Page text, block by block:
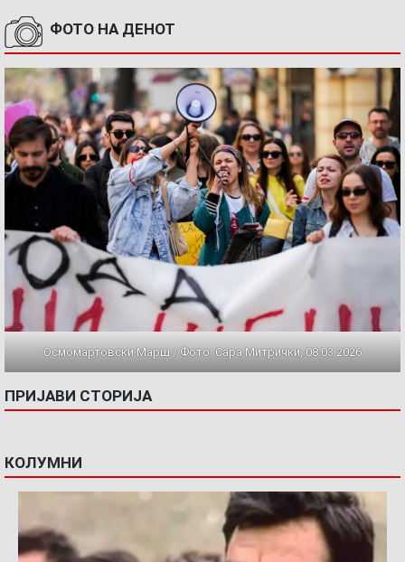
ФОТО НА ДЕНОТ
Осмомартовски Марш / Фото: Сара Митрички, 08.03.2026
ПРИЈАВИ СТОРИЈА
КОЛУМНИ